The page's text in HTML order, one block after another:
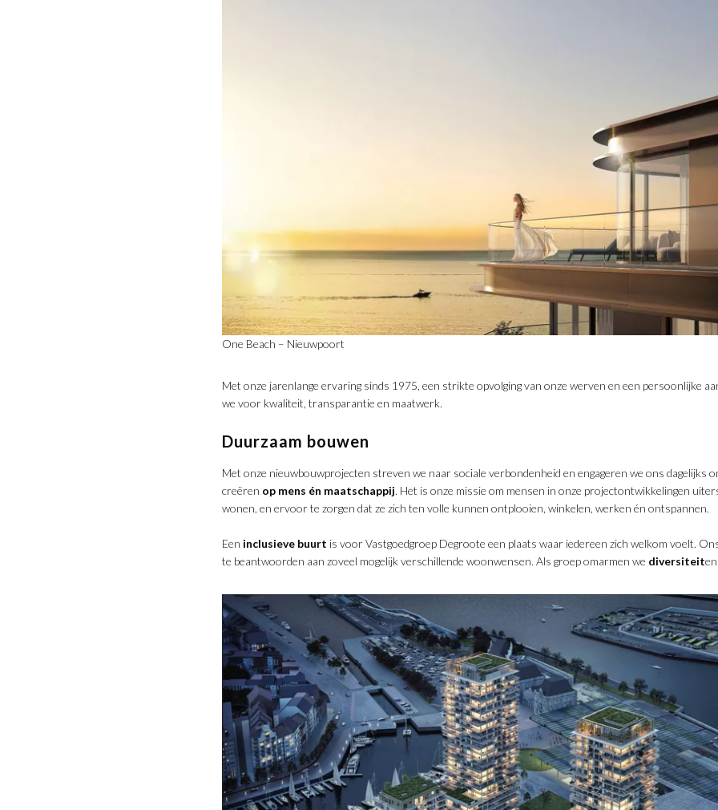
One Beach – Nieuwpoort
Met onze jarenlange ervaring sinds 1975, een strikte opvolging van onze werven en een persoonlijke
we voor kwaliteit, transparantie en maatwerk.
Duurzaam bouwen
Met onze nieuwbouwprojecten streven we naar sociale verbondenheid en engageren we ons dagelijks
creëren op mens én maatschappij. Het is onze missie om mensen in onze projectontwikkelingen
wonen, en ervoor te zorgen dat ze zich ten volle kunnen ontplooien, winkelen, werken én ontspannen.
Een inclusieve buurt is voor Vastgoedgroep Degroote een plaats waar iedereen zich welkom voelt.
te beantwoorden aan zoveel mogelijk verschillende woonwensen. Als groep omarmen we diversiteiten